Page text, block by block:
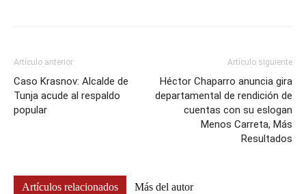
Artículo anterior
Caso Krasnov: Alcalde de
Tunja acude al respaldo
popular
Artículo siguiente
Héctor Chaparro anuncia gira
departamental de rendición de
cuentas con su eslogan
Menos Carreta, Más
Resultados
Artículos relacionados Más del autor